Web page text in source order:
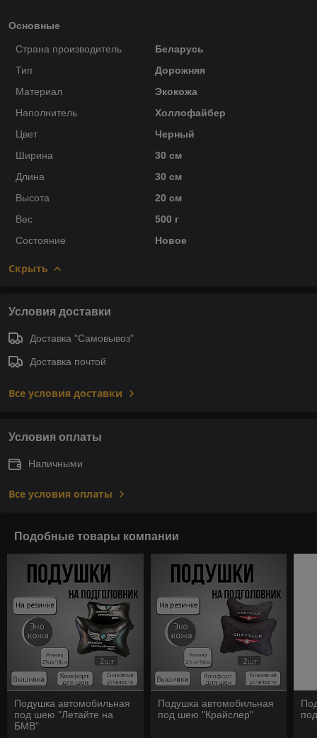
Основные
Страна производитель
Беларусь
Тип
Дорожняя
Материал
Экокожа
Наполнитель
Холлофайбер
Цвет
Черный
Ширина
30 см
Длина
30 см
Высота
20 см
Вес
500 г
Состояние
Новое
Скрыть
Условия доставки
Доставка "Самовывоз"
Доставка почтой
Все условия доставки
Условия оплаты
Наличными
Все условия оплаты
Подобные товары компании
Подушка автомобильная
под шею "Летайте на
БМВ"
Подушка автомобильная
под шею "Крайслер"